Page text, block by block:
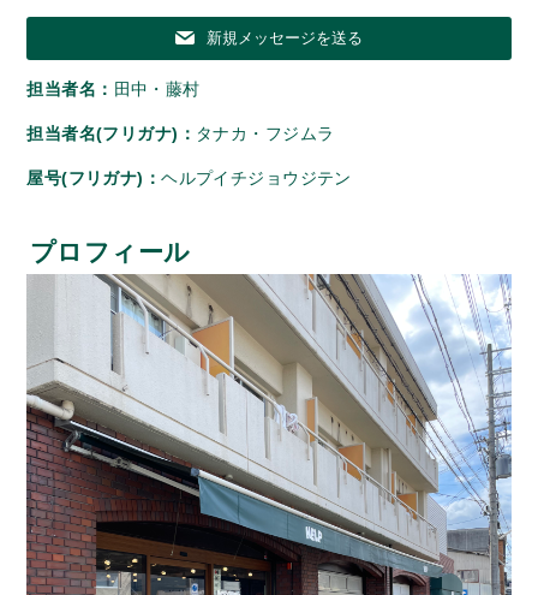
新規メッセージを送る
担当者名： 田中・藤村
担当者名(フリガナ)： タナカ・フジムラ
屋号(フリガナ)：ヘルプイチジョウジテン
プロフィール